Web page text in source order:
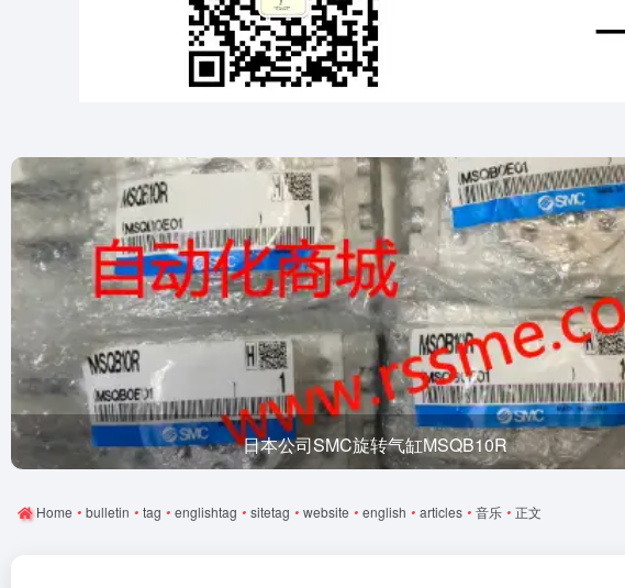
日本公司SMC旋转气缸MSQB10R
Home • bulletin • tag • englishtag • sitetag • website • english • articles • 音乐 • 正文